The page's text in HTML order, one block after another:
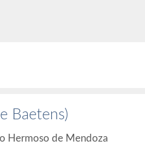
Baetens)
Hermoso de Mendoza